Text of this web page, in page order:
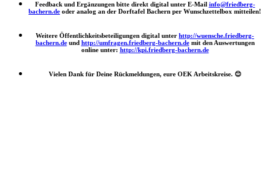
Feedback und Ergänzungen bitte direkt digital unter E-Mail info@friedberg-
bachern.de oder analog an der Dorftafel Bachern per Wunschzettelbox mitteilen!
Weitere Öffentlichkeitsbeteiligungen digital unter http://wuensche.friedberg-
bachern.deund http://umfragen.friedberg-bachern.de mit den Auswertungen
online unter: http://kpi.friedberg-bachern.de
Vielen Dank für Deine Rückmeldungen, eure OEK Arbeitskreise. 😊